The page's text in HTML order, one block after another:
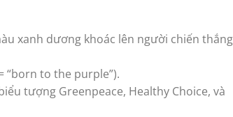
xanh dương khoác lên người chiến thắng
“born to the purple”).
tượng Greenpeace, Healthy Choice, và